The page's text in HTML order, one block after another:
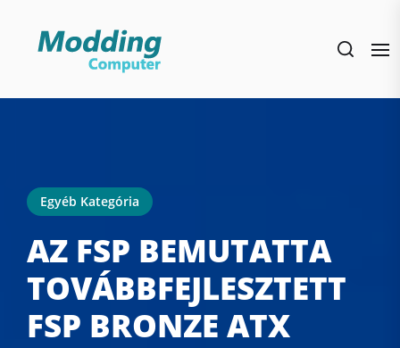
Egyéb Kategória
AZ FSP BEMUTATTA
TOVÁBBFEJLESZTETT
FSP BRONZE ATX